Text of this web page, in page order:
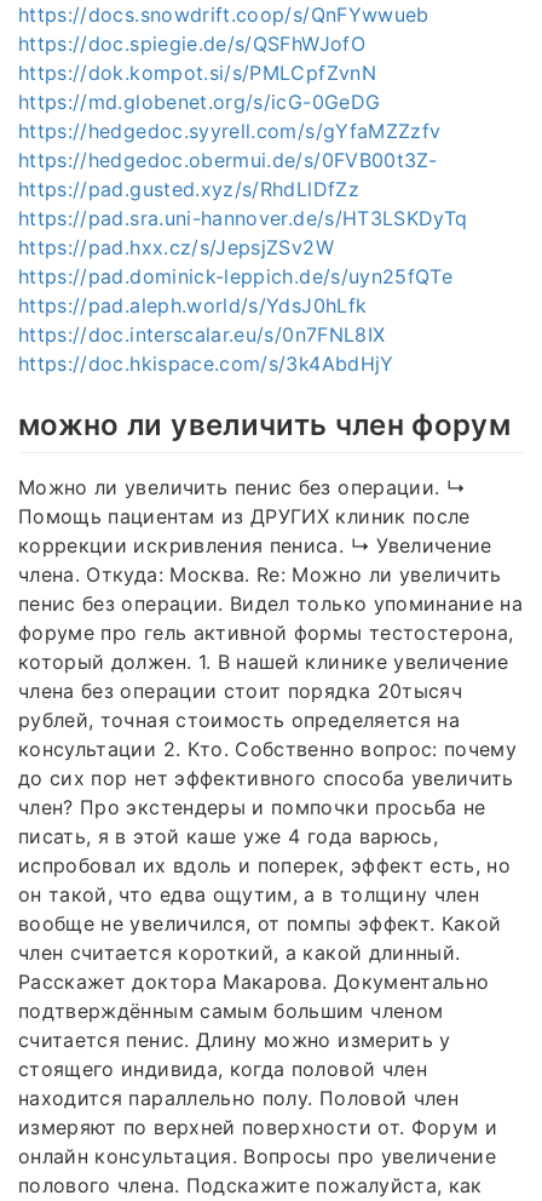
https://docs.snowdrift.coop/s/QnFYwwueb
https://doc.spiegie.de/s/QSFhWJofO
https://dok.kompot.si/s/PMLCpfZvnN
https://md.globenet.org/s/icG-0GeDG
https://hedgedoc.syyrell.com/s/gYfaMZZzfv
https://hedgedoc.obermui.de/s/0FVB00t3Z-
https://pad.gusted.xyz/s/RhdLlDfZz
https://pad.sra.uni-hannover.de/s/HT3LSKDyTq
https://pad.hxx.cz/s/JepsjZSv2W
https://pad.dominick-leppich.de/s/uyn25fQTe
https://pad.aleph.world/s/YdsJ0hLfk
https://doc.interscalar.eu/s/0n7FNL8IX
https://doc.hkispace.com/s/3k4AbdHjY
можно ли увеличить член форум
Можно ли увеличить пенис без операции. ↳
Помощь пациентам из ДРУГИХ клиник после
коррекции искривления пениса. ↳ Увеличение
члена. Откуда: Москва. Re: Можно ли увеличить
пенис без операции. Видел только упоминание на
форуме про гель активной формы тестостерона,
который должен. 1. В нашей клинике увеличение
члена без операции стоит порядка 20тысяч
рублей, точная стоимость определяется на
консультации 2. Кто. Собственно вопрос: почему
до сих пор нет эффективного способа увеличить
член? Про экстендеры и помпочки просьба не
писать, я в этой каше уже 4 года варюсь,
испробовал их вдоль и поперек, эффект есть, но
он такой, что едва ощутим, а в толщину член
вообще не увеличился, от помпы эффект. Какой
член считается короткий, а какой длинный.
Расскажет доктора Макарова. Документально
подтверждённым самым большим членом
считается пенис. Длину можно измерить у
стоящего индивида, когда половой член
находится параллельно полу. Половой член
измеряют по верхней поверхности от. Форум и
онлайн консультация. Вопросы про увеличение
полового члена. Подскажите пожалуйста, как